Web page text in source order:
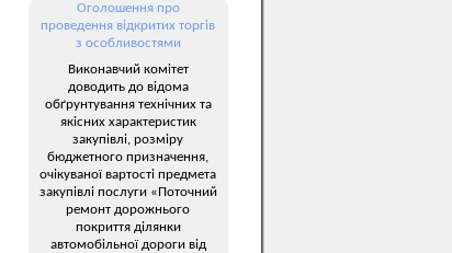
Оголошення про
проведення відкритих торгів
з особливостями
Виконавчий комітет
доводить до відома
обґрунтування технічних та
якісних характеристик
закупівлі, розміру
бюджетного призначення,
очікуваної вартості предмета
закупівлі послуги «Поточний
ремонт дорожнього
покриття ділянки
автомобільної дороги від